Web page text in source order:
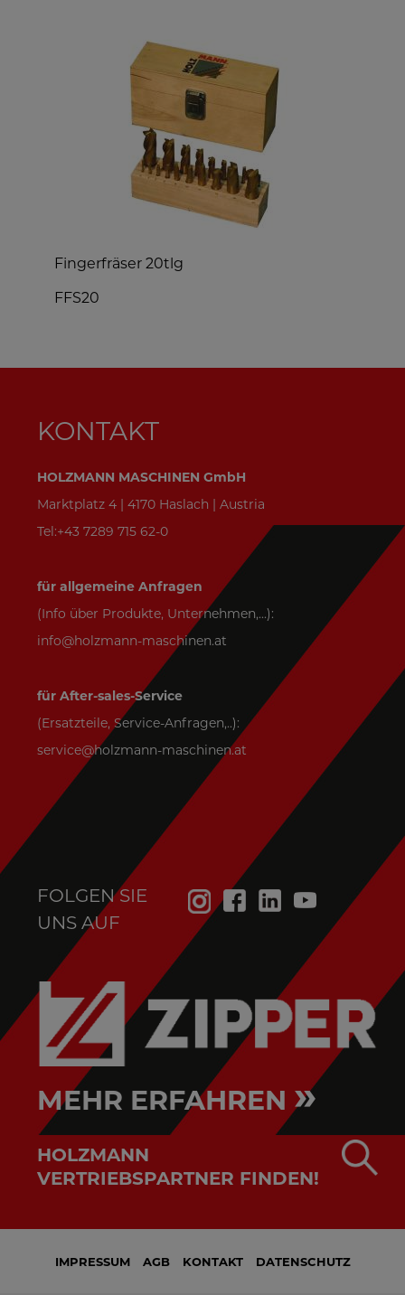
Fingerfräser 20tlg
FFS20
KONTAKT
HOLZMANN MASCHINEN GmbH
Marktplatz 4 | 4170 Haslach | Austria
Tel:+43 7289 715 62-0
für allgemeine Anfragen
(Info über Produkte, Unternehmen,...):
info@holzmann-maschinen.at
für After-sales-Service
(Ersatzteile, Service-Anfragen,..):
service@holzmann-maschinen.at
FOLGEN SIE
UNS AUF
MEHR ERFAHREN »
HOLZMANN
VERTRIEBSPARTNER FINDEN!
IMPRESSUM AGB KONTAKT DATENSCHUTZ